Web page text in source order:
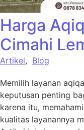
Harga
Cimahi
Artikel, Blog
Memilih layanan
keputusan penting
karena itu,
kualitas layanannya